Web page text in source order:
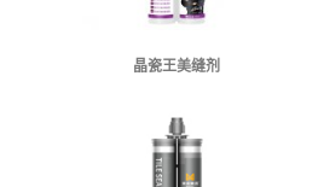
晶瓷王美缝剂